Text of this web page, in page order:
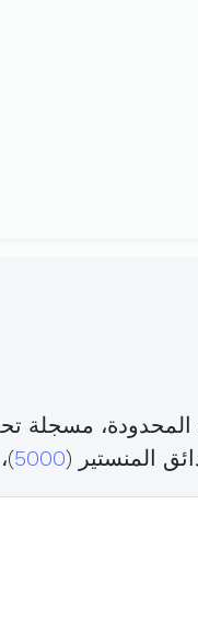
المنستير (5000